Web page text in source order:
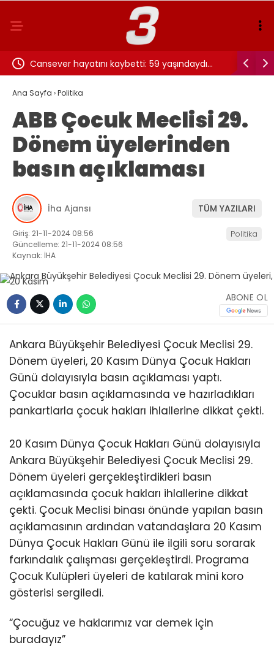
Cansever hayatını kaybetti: 59 yaşındaydı… 1. nakil
Ana Sayfa ›Politika
ABB Çocuk Meclisi 29.
Dönem üyelerinden
basın açıklaması
İha Ajansı TÜM YAZILARI
Giriş: 21-11-2024 08:56
Güncelleme: 21-11-2024 08:56
Kaynak: İHA
Politika
ABONE OL
Ankara Büyükşehir Belediyesi Çocuk Meclisi 29.
Dönem üyeleri, 20 Kasım Dünya Çocuk Hakları
Günü dolayısıyla basın açıklaması yaptı.
Çocuklar basın açıklamasında ve hazırladıkları
pankartlarla çocuk hakları ihlallerine dikkat çekti.
20 Kasım Dünya Çocuk Hakları Günü dolayısıyla
Ankara Büyükşehir Belediyesi Çocuk Meclisi 29.
Dönem üyeleri gerçekleştirdikleri basın
açıklamasında çocuk hakları ihlallerine dikkat
çekti. Çocuk Meclisi binası önünde yapılan basın
açıklamasının ardından vatandaşlara 20 Kasım
Dünya Çocuk Hakları Günü ile ilgili soru sorarak
farkındalık çalışması gerçekleştirdi. Programa
Çocuk Kulüpleri üyeleri de katılarak mini koro
gösterisi sergiledi.
“Çocuğuz ve haklarımız var demek için
buradayız”